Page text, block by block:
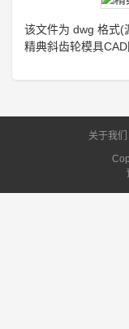
该文件为 dwg 格式(
精典斜齿轮模具CAD
关于我们